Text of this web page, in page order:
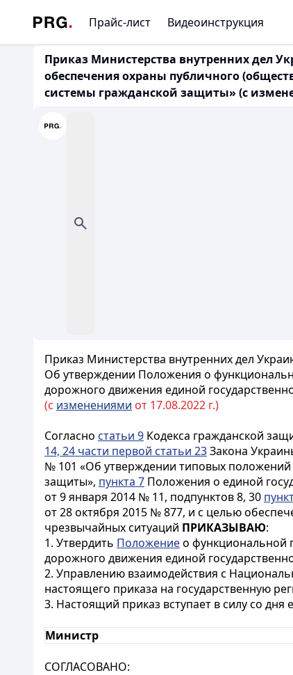
Прайс-лист Видеоинструкция
Приказ Министерства внутренних дел
обеспечения охраны публичного
системы гражданской защиты» (с
Приказ Министерства внутренних дел
Об утверждении Положения о
дорожного движения единой
(с изменениями от 17.08.2022 г.)
Согласно статьи 9 Кодекса гражданской
14, 24 части первой статьи 23Закона
№ 101 «Об утверждении типовых
защиты», пункта 7 Положения о единой
от 9 января 2014 № 11, подпунктов 8, 30
от 28 октября 2015 № 877, и с целью
чрезвычайных ситуаций ПРИКАЗЫВАЮ:
1. Утвердить Положениео функциональной
дорожного движения единой
2. Управлению взаимодействия с
настоящего приказа на государственную
3. Настоящий приказ вступает в силу со дня
Министр
СОГЛАСОВАНО: